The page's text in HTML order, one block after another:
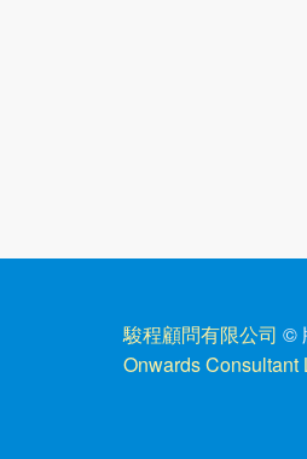
駿程顧問有限公司 ©
Onwards Consultant